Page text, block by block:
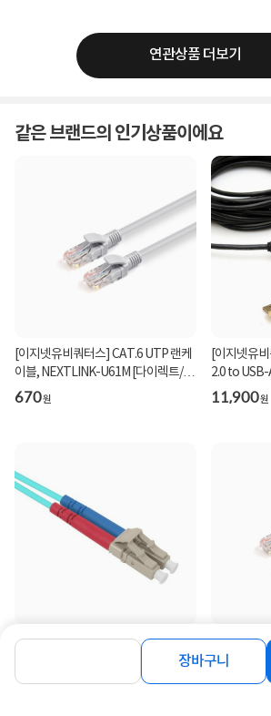
장바구니
연관상품 더보기
같은 브랜드의 인기상품이에요
[이지넷유비쿼터스] CAT.6 UTP 랜케
이블, NEXTLINK-U61M [다이렉트/단
선] [그레이/1m...
670원
[이지넷유
2.0 to USB-
NEXT-
11,900원
[이지넷유비쿼터스] 넥스트유 LC-LC,
LL305MM-10G]
5,200원
[이지넷유
케이블, NEXTLINK-U5E50CM [다이
렉트/단선] [
290원